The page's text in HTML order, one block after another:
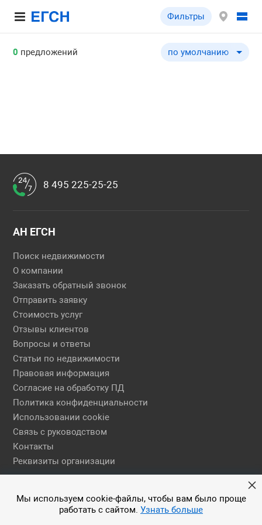
Фильтры
0 предложений по умолчанию
по умолчанию
8 495 225-25-25
АН ЕГСН
Поиск недвижимости
О компании
Заказать обратный звонок
Отправить заявку
Стоимость услуг
Отзывы клиентов
Вопросы и ответы
Статьи по недвижимости
Правовая информация
Согласие на обработку ПД
Политика конфиденциальности
Использовании cookie
Связь с руководством
Контакты
Реквизиты организации
Правовая информация
© 2026 АН ЕГСН
Мы используем cookie-файлы, чтобы вам было проще
работать с сайтом. Узнать больше